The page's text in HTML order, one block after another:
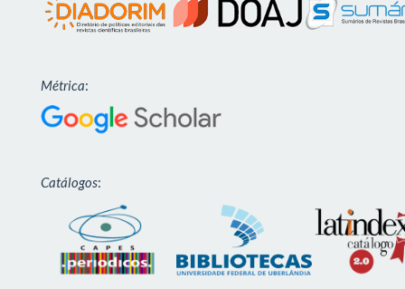
Métrica:
Catálogos: